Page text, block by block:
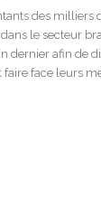
des milliers
le secteur
dernier afin de
faire face leurs